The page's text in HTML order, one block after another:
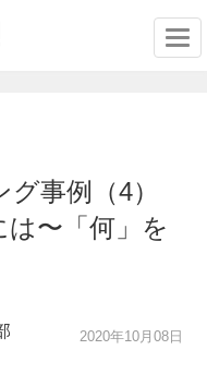
事例（4）
は〜「何」を
2020年10月08日